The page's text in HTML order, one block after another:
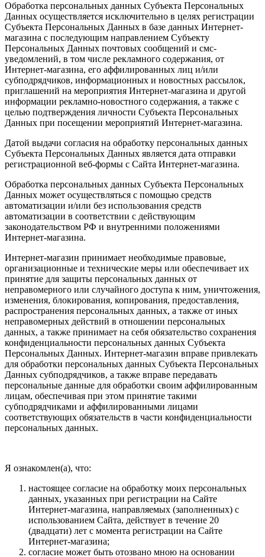
Обработка персональных данных Субъекта Персональных
Данных осуществляется исключительно в целях регистрации
Субъекта Персональных Данных в базе данных Интернет-
магазина с последующим направлением Субъекту
Персональных Данных почтовых сообщений и смс-
уведомлений, в том числе рекламного содержания, от
Интернет-магазина, его аффилированных лиц и/или
субподрядчиков, информационных и новостных рассылок,
приглашений на мероприятия Интернет-магазина и другой
информации рекламно-новостного содержания, а также с
целью подтверждения личности Субъекта Персональных
Данных при посещении мероприятий Интернет-магазина.
Датой выдачи согласия на обработку персональных данных
Субъекта Персональных Данных является дата отправки
регистрационной веб-формы с Сайта Интернет-магазина.
Обработка персональных данных Субъекта Персональных
Данных может осуществляться с помощью средств
автоматизации и/или без использования средств
автоматизации в соответствии с действующим
законодательством РФ и внутренними положениями
Интернет-магазина.
Интернет-магазин принимает необходимые правовые,
организационные и технические меры или обеспечивает их
принятие для защиты персональных данных от
неправомерного или случайного доступа к ним, уничтожения,
изменения, блокирования, копирования, предоставления,
распространения персональных данных, а также от иных
неправомерных действий в отношении персональных
данных, а также принимает на себя обязательство сохранения
конфиденциальности персональных данных Субъекта
Персональных Данных. Интернет-магазин вправе привлекать
для обработки персональных данных Субъекта Персональных
Данных субподрядчиков, а также вправе передавать
персональные данные для обработки своим аффилированным
лицам, обеспечивая при этом принятие такими
субподрядчиками и аффилированными лицами
соответствующих обязательств в части конфиденциальности
персональных данных.
Я ознакомлен(а), что:
настоящее согласие на обработку моих персональных
данных, указанных при регистрации на Сайте
Интернет-магазина, направляемых (заполненных) с
использованием Cайта, действует в течение 20
(двадцати) лет с момента регистрации на Cайте
Интернет-магазина;
согласие может быть отозвано мною на основании